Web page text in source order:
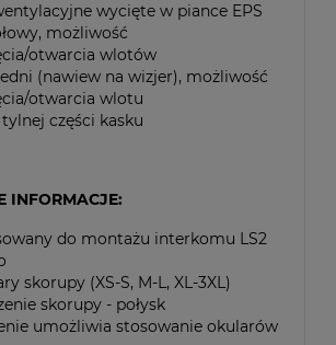
wycięte w piance EPS
możliwość
otwarcia wlotów
(nawiew na wizjer), możliwość
otwarcia wlotu
części kasku
INFORMACJE:
do montażu interkomu LS2
skorupy (XS-S, M-L, XL-3XL)
skorupy - połysk
umożliwia stosowanie okularów